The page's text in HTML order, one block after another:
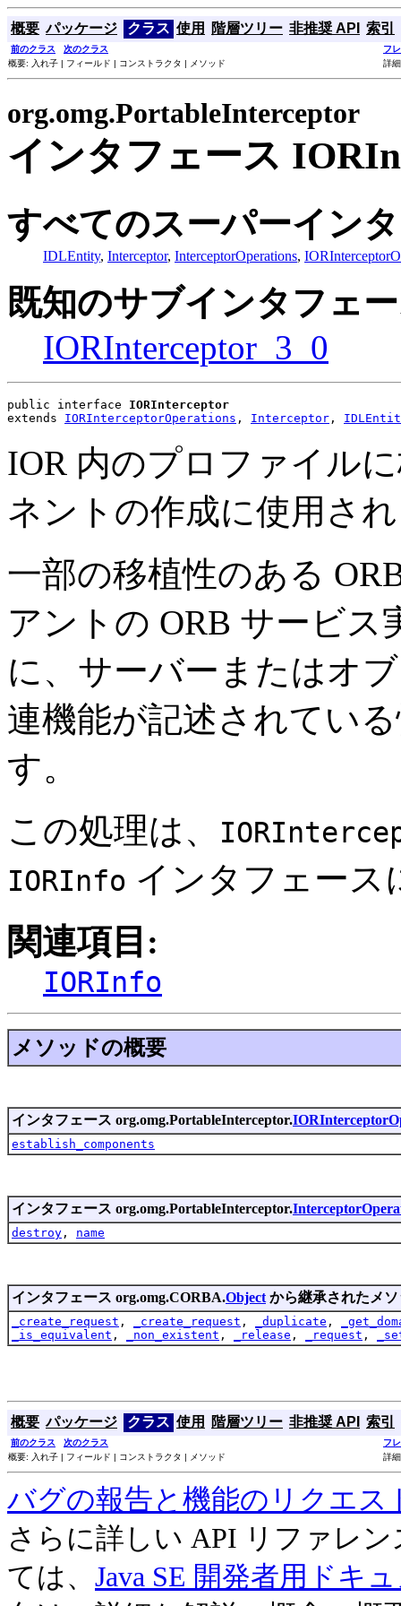
概要 パッケージ クラス 使用 階層ツリー 非推奨 API 索引
前のクラス 次のクラス
フ
概要: 入れ子 | フィールド | コンストラクタ | メソッド
詳
org.omg.PortableInterceptor
インタフェース
すべてのスーパーイン
IDLEntity, Interceptor, InterceptorOperations,
既知のサブインタフェ
IORInterceptor_3_0
public interface IORInterceptor
extends IORInterceptorOperations , Interceptor ,
IOR 内のプロファイル
ネントの作成に使用さ
一部の移植性のある
アントの ORB サービ
に、サーバーまたはオ
連機能が記述されてい
す。
この処理は、
IORInfo インタフェース
関連項目:
IORInfo
メソッドの概要
インタフェース org.omg.PortableInterceptor.
establish_components
インタフェース org.omg.PortableInterceptor.
destroy , name
インタフェース org.omg.CORBA.Object から継承されたメ
_create_request , _create_request , _duplicate ,
_is_equivalent , _non_existent , _release , _request ,
概要 パッケージ クラス 使用 階層ツリー 非推奨 API 索引
前のクラス 次のクラス
フ
概要: 入れ子 | フィールド | コンストラクタ | メソッド
詳
バグの報告と機能のリクエス
さらに詳しい API リファレ
ては、 Java SE 開発者用ドキ